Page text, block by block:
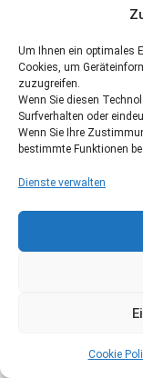
Um Ihnen ein optimales
Cookies, um
zuzugreifen.
Wenn Sie diesen
Surfverhalten oder
Wenn Sie Ihre
bestimmte Funktionen
Dienste verwalten
Cookie